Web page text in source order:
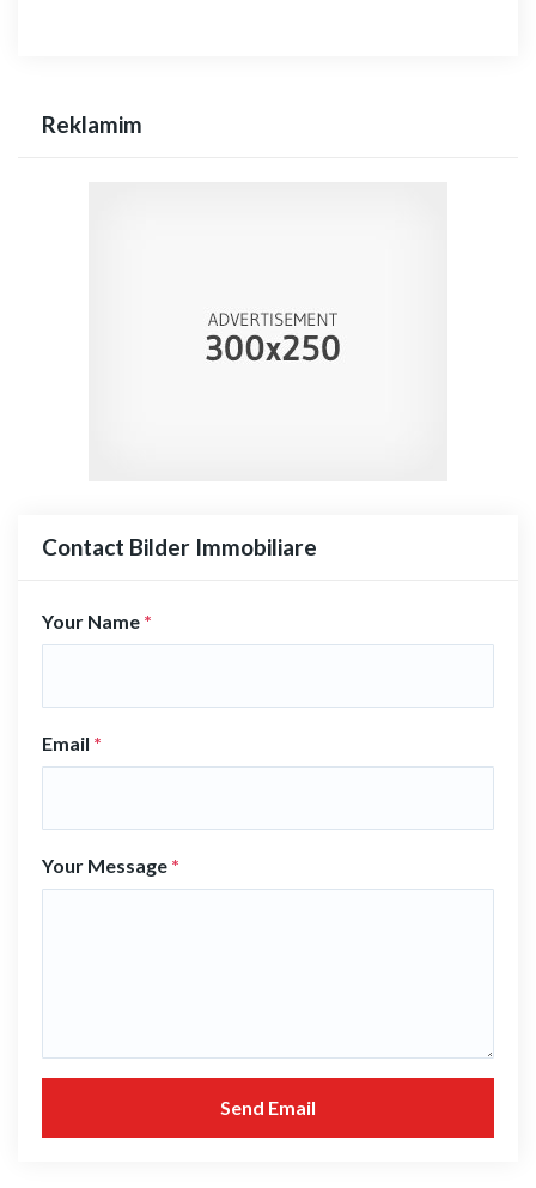
Reklamim
Contact Bilder Immobiliare
Your Name *
Email *
Your Message *
Send Email